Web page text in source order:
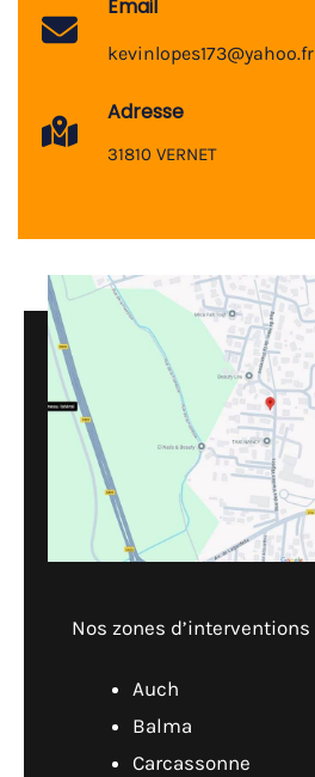
Email
kevinlopes173@yahoo.fr
Adresse
31810 VERNET
Nos zones d’interventions
Auch
Balma
Carcassonne